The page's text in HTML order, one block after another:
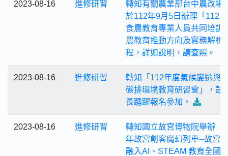
2023-08-16 進修研習
轉知有關農業部台中農改場
於112年9月5日辦理「112
食農教育專業人員共同培訓-
農教育推動方向及實務解析
程，詳如說明，請查照。
2023-08-16 進修研習
轉知「112年度氣候變遷與
碳排環境教育研習會」，鼓
長踴躍報名參加。
2023-08-16 進修研習
轉知國立故宮博物院舉辦「
年故宮創客魔幻列車--故宮
融入AI、STEAM 教育全國